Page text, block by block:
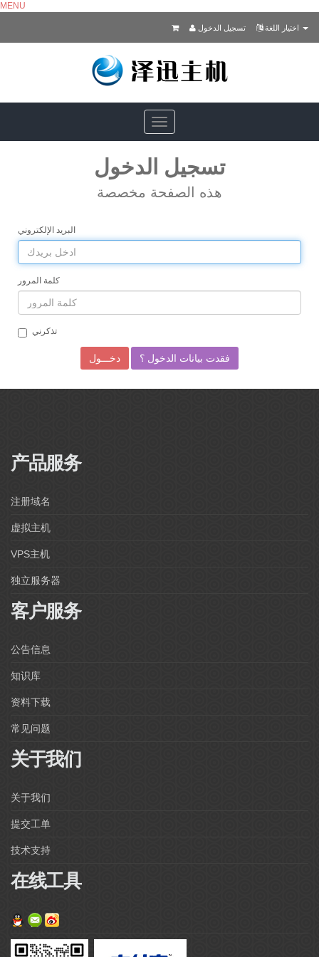
MENU
تسجيل الدخول
Toggle
navigation
تسجيل الدخول
هذه الصفحة مخصصة
البريد الإلكتروني
كلمة المرور
تذكرني
فقدت بيانات الدخول ؟
产品服务
注册域名
虚拟主机
VPS主机
独立服务器
客户服务
公告信息
知识库
资料下载
常见问题
关于我们
关于我们
提交工单
技术支持
在线工具